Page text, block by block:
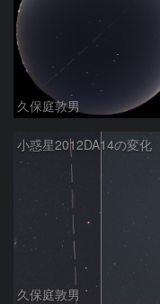
久保庭敦男
小惑星2012DA14の変化
久保庭敦男